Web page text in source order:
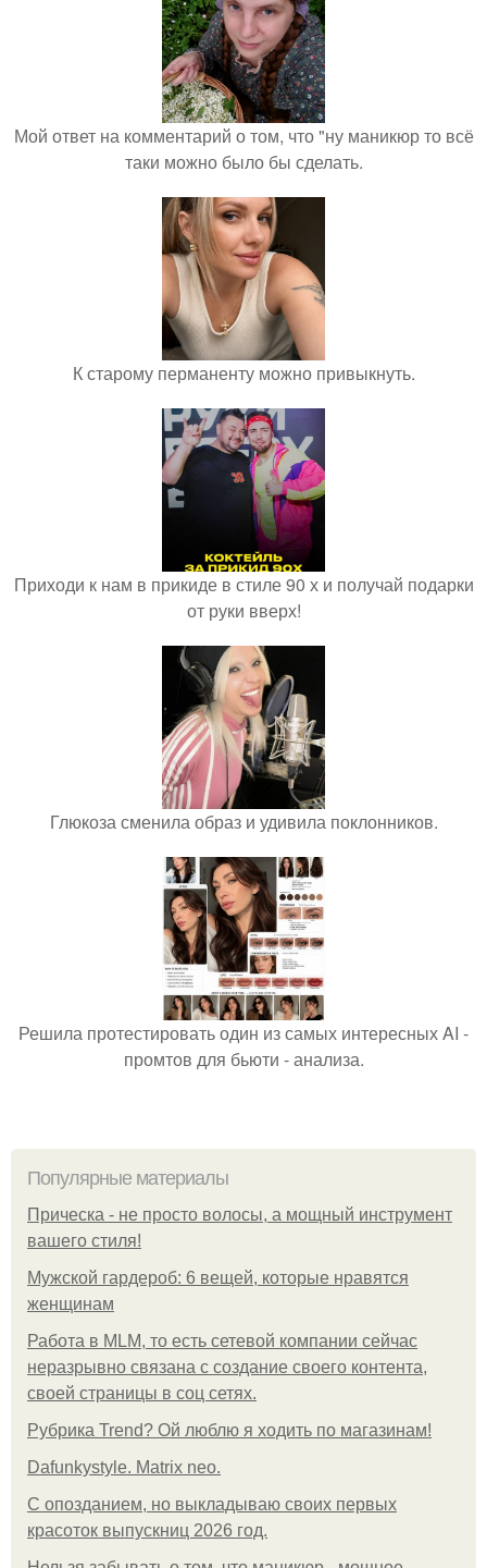
Мой ответ на комментарий о том, что "ну маникюр то всё
таки можно было бы сделать.
К старому перманенту можно привыкнуть.
Приходи к нам в прикиде в стиле 90 х и получай подарки
от руки вверх!
Глюкоза сменила образ и удивила поклонников.
Решила протестировать один из самых интересных AI -
промтов для бьюти - анализа.
Популярные материалы
Прическа - не просто волосы, а мощный инструмент
вашего стиля!
Мужской гардероб: 6 вещей, которые нравятся
женщинам
Работа в MLM, то есть сетевой компании сейчас
неразрывно связана с создание своего контента,
своей страницы в соц сетях.
Рубрика Trend? Ой люблю я ходить по магазинам!
Dafunkystyle. Matrix neo.
С опозданием, но выкладываю своих первых
красоток выпускниц 2026 год.